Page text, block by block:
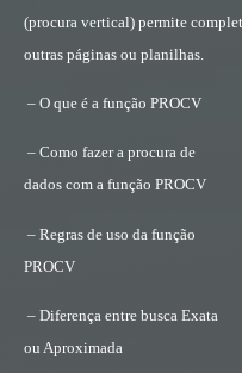
(procura vertical) permite
outras páginas ou planilhas.
– O que é a função PROCV
– Como fazer a procura de
dados com a função PROCV
– Regras de uso da função
PROCV
– Diferença entre busca Exata
ou Aproximada